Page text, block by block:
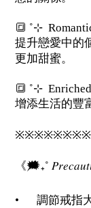
🔳 ˚⊹
提升戀愛中的
更加甜蜜。
🔳 ˚⊹
增添生活的豐
《🗯️₊˚
•
調節戒指